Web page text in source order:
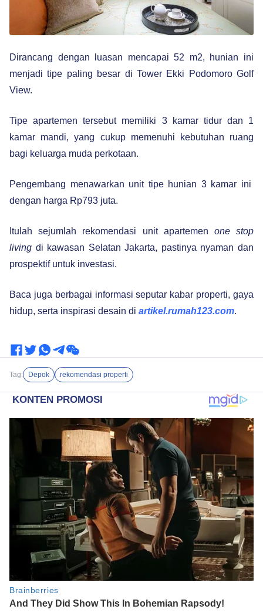
Dirancang dengan luasan mencapai 52 m2, hunian ini
menjadi tipe paling besar di Tower Ekki Podomoro Golf
View.
Tipe apartemen tersebut memiliki 3 kamar tidur dan 1
kamar mandi, yang cukup memenuhi kebutuhan ruang
bagi keluarga muda perkotaan.
Pengembang menawarkan unit tipe hunian 3 kamar ini
dengan harga Rp793 juta.
Itulah sejumlah rekomendasi unit apartemen one stop
living di kawasan Selatan Jakarta, pastinya nyaman dan
prospektif untuk investasi.
Baca juga berbagai informasi seputar kabar properti, gaya
hidup, serta inspirasi desain di artikel.rumah123.com.
Tag: Depok rekomendasi properti